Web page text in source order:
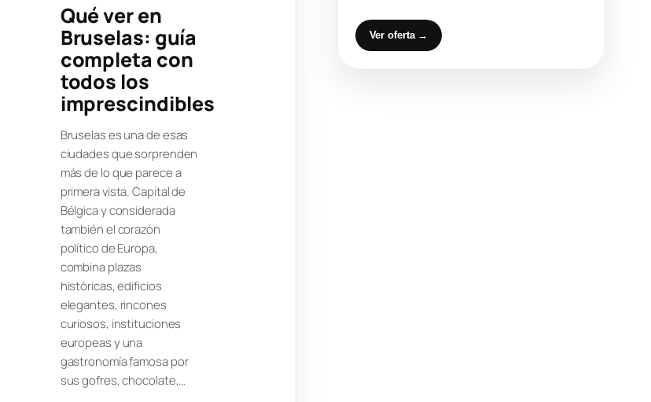
Qué ver en
Bruselas: guía
completa con
todos los
imprescindibles
Bruselas es una de esas
ciudades que sorprenden
más de lo que parece a
primera vista. Capital de
Bélgica y considerada
también el corazón
político de Europa,
combina plazas
históricas, edificios
elegantes, rincones
curiosos, instituciones
europeas y una
gastronomía famosa por
sus gofres, chocolate,…
Ver oferta →